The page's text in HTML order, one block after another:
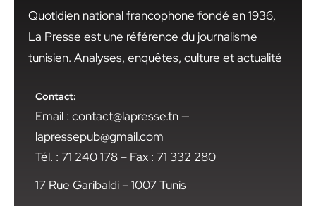
Quotidien national francophone fondé en 1936,
La Presse est une référence du journalisme
tunisien. Analyses, enquêtes, culture et actualité
Contact:
Email : contact@lapresse.tn —
lapressepub@gmail.com
Tél. : 71 240 178 – Fax : 71 332 280
17 Rue Garibaldi – 1007 Tunis